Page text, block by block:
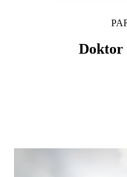
Doktor